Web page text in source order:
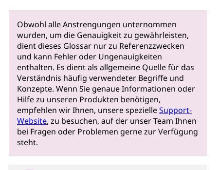
Obwohl alle Anstrengungen unternommen
wurden, um die Genauigkeit zu gewährleisten,
dient dieses Glossar nur zu Referenzzwecken
und kann Fehler oder Ungenauigkeiten
enthalten. Es dient als allgemeine Quelle für das
Verständnis häufig verwendeter Begriffe und
Konzepte. Wenn Sie genaue Informationen oder
Hilfe zu unseren Produkten benötigen,
empfehlen wir Ihnen, unsere spezielleSupport-
Website, zu besuchen, auf der unser Team Ihnen
bei Fragen oder Problemen gerne zur Verfügung
steht.